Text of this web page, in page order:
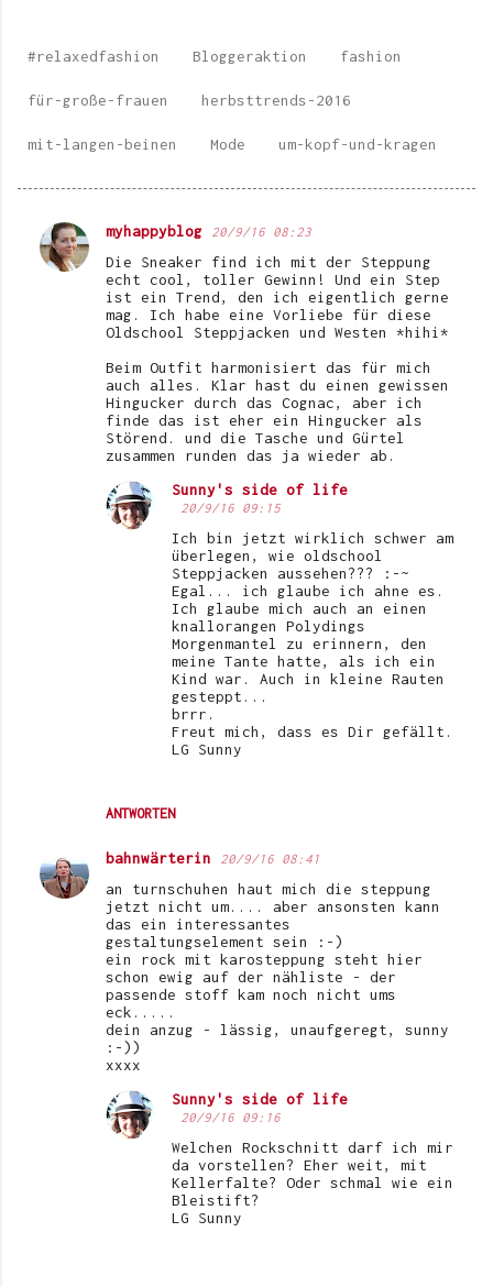
#relaxedfashion Bloggeraktion fashion
für-große-frauen herbsttrends-2016
mit-langen-beinen Mode um-kopf-und-kragen
K
myhappyblog 20/9/16 08:23
Die Sneaker find ich mit der Steppung
echt cool, toller Gewinn! Und ein Step
ist ein Trend, den ich eigentlich gerne
mag. Ich habe eine Vorliebe für diese
Oldschool Steppjacken und Westen *hihi*
Beim Outfit harmonisiert das für mich
auch alles. Klar hast du einen gewissen
Hingucker durch das Cognac, aber ich
finde das ist eher ein Hingucker als
Störend. und die Tasche und Gürtel
zusammen runden das ja wieder ab.
ANTWORTEN
Sunny's side of life
20/9/16 09:15
Ich bin jetzt wirklich schwer am
überlegen, wie oldschool
Steppjacken aussehen??? :-~
Egal... ich glaube ich ahne es.
Ich glaube mich auch an einen
knallorangen Polydings
Morgenmantel zu erinnern, den
meine Tante hatte, als ich ein
Kind war. Auch in kleine Rauten
gesteppt...
brrr.
Freut mich, dass es Dir gefällt.
LG Sunny
bahnwärterin 20/9/16 08:41
an turnschuhen haut mich die steppung
jetzt nicht um.... aber ansonsten kann
das ein interessantes
gestaltungselement sein :-)
ein rock mit karosteppung steht hier
schon ewig auf der nähliste - der
passende stoff kam noch nicht ums
eck.....
dein anzug - lässig, unaufgeregt, sunny
:-))
xxxx
Sunny's side of life
20/9/16 09:16
Welchen Rockschnitt darf ich mir
da vorstellen? Eher weit, mit
Kellerfalte? Oder schmal wie ein
Bleistift?
LG Sunny